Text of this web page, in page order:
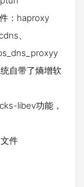
：haproxy
、
自带了熵增软
libev功能，
件